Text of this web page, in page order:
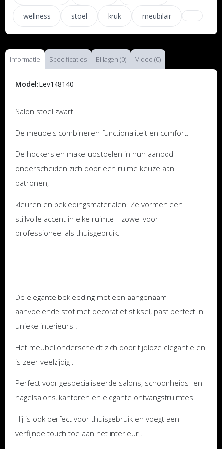
wellness stoel kruk meubilair
Informatie Specificaties Bijlagen (0) Video (0)
Model:Lev148140
Salon stoel zwart
De meubels combineren functionaliteit en comfort.
De hockers en make-upstoelen in hun aanbod
onderscheiden zich door een ruime keuze aan
patronen,
kleuren en bekledingsmaterialen. Ze vormen een
stijlvolle accent in elke ruimte – zowel voor
professioneel als thuisgebruik.
De elegante bekleeding met een aangenaam
aanvoelende stof met decoratief stiksel, past perfect in
unieke interieurs .
Het meubel onderscheidt zich door tijdloze elegantie en
is zeer veelzijdig .
Perfect voor gespecialiseerde salons, schoonheids- en
nagelsalons, kantoren en elegante ontvangstruimtes.
Hij is ook perfect voor thuisgebruik en voegt een
verfijnde touch toe aan het interieur .